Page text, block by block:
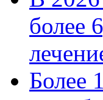
более
Более